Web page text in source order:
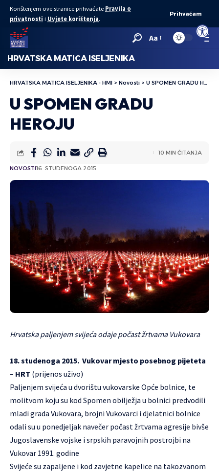
Open
Korištenjem ove stranice prihvaćate Pravila o
privatnosti i Uvjete korištenja.
Prihvaćam
Aa
HRVATSKA MATICA ISELJENIKA
HRVATSKA MATICA ISELJENIKA - HMI > Novosti > U SPOMEN GRADU HEROJU
U SPOMEN GRADU
HEROJU
NOVOSTI16. STUDENOGA 2015.
10 MIN ČITANJA
Hrvatska paljenjem svijeća odaje počast žrtvama Vukovara
18. studenoga 2015. Vukovar mjesto posebnog pijeteta
– HRT (prijenos uživo)
Paljenjem svijeća u dvorištu vukovarske Opće bolnice, te
molitvom koju su kod Spomen obilježja u bolnici predvodili
mladi grada Vukovara, brojni Vukovarci i djelatnici bolnice
odali su u ponedjeljak navečer počast žrtvama agresije bivše
Jugoslavenske vojske i srpskih paravojnih postrojbi na
Vukovar 1991. godine
Svijeće su zapaljene i kod zavjetne kapelice na takozvanom